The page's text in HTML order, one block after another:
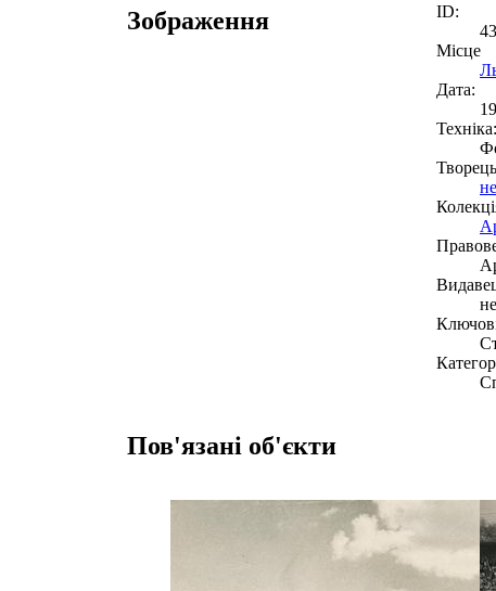
Зображення
ID:
Місце
Дата:
Техніка:
Творець
Пов'язані об'єкти